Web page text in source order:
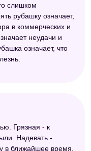
слишком
рубашку означает,
в коммерческих и
неудачи и
означает, что
Грязная - к
Надевать -
в ближайшее время.